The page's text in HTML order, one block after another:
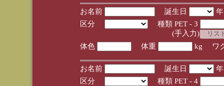
お名前 誕生日
区分
種類 PET - 3
(手入力)
体色
体重 kg ワ
お名前 誕生日
区分
種類 PET - 4